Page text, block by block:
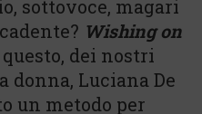
sottovoce, magari
Wishing on
dei nostri
donna, Luciana De
un metodo per